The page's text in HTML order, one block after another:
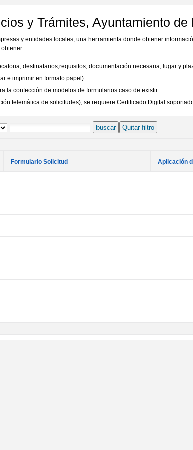
y Trámites, Ayuntamiento de
y entidades locales, una herramienta donde obtener
destinatarios,requisitos, documentación necesaria, lugar y
e imprimir en formato papel).
la confección de modelos de formularios caso de existir.
telemática de solicitudes), se requiere Certificado Digital
buscar Quitar filtro
Formulario Solicitud Aplicación